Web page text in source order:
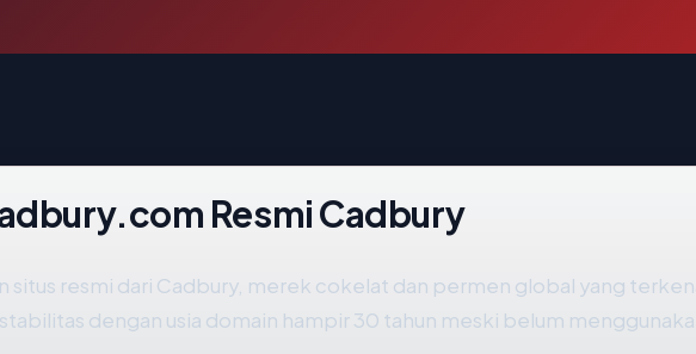
Resmi Cadbury
situs resmi dari Cadbury, merek cokelat dan permen global yang
dengan usia domain hampir 30 tahun meski belum menggunakan